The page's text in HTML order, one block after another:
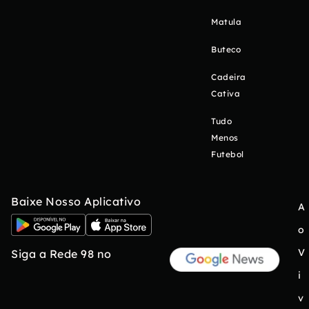
Matula
Buteco
Cadeira
Cativa
Tudo
Menos
Futebol
Baixe Nosso Aplicativo
Siga a Rede 98 no
A
o
V
i
v